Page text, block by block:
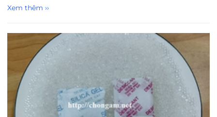
Xem thêm ››